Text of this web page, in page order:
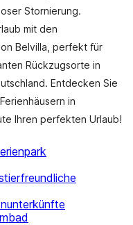
Stornierung.
mit den
Belvilla, perfekt für
Rückzugsorte in
Entdecken Sie
in
Ihren perfekten Urlaub!